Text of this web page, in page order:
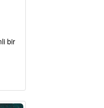
bir